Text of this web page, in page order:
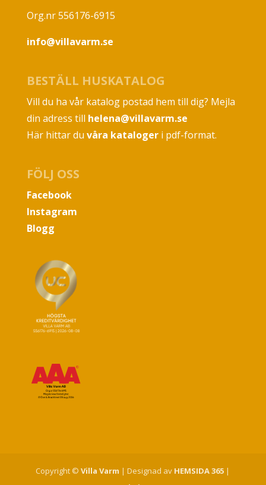
Org.nr 556176-6915
info@villavarm.se
BESTÄLL HUSKATALOG
Vill du ha vår katalog postad hem till dig? Mejla
din adress till helena@villavarm.se
Här hittar du våra katalogeri pdf-format.
FÖLJ OSS
Facebook
Instagram
Blogg
Copyright ©Villa Varm | Designad av HEMSIDA 365 |